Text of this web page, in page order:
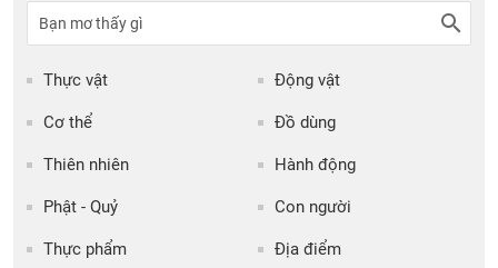
Thực vật Động vật
Cơ thể Đồ dùng
Thiên nhiên Hành động
Phật - Quỷ Con người
Thực phẩm Địa điểm